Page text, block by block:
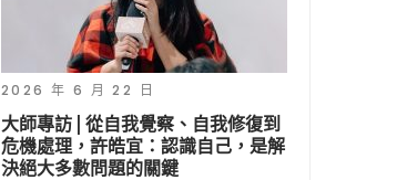
2026 年 6 月 22 日
大師專訪 | 從自我覺察、自我修復到
危機處理，許皓宜：認識自己，是解
決絕大多數問題的關鍵